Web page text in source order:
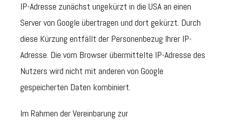
IP-Adresse zunächst ungekürzt in die USA an einen
Server von Google übertragen und dort gekürzt. Durch
diese Kürzung entfällt der Personenbezug Ihrer IP-
Adresse. Die vom Browser übermittelte IP-Adresse des
Nutzers wird nicht mit anderen von Google
gespeicherten Daten kombiniert.
Im Rahmen der Vereinbarung zur